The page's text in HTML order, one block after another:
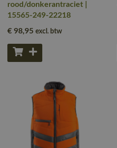
rood/donkerantraciet |
15565-249-22218
€ 98,95 excl. btw